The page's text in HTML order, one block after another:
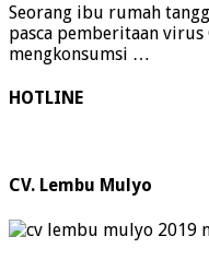
Seorang ibu rumah
pasca pemberitaan
mengkonsumsi …
HOTLINE
CV. Lembu Mulyo